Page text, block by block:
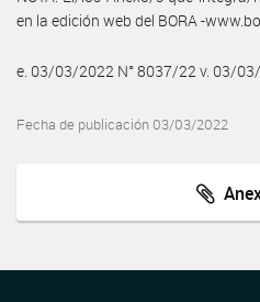
en la edición web del BORA -
e. 03/03/2022 N° 8037/22 v. 03/
Fecha de publicación 03/03/2022